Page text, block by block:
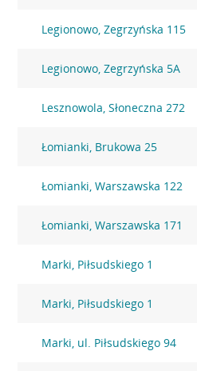
Legionowo, Zegrzyńska 115
Legionowo, Zegrzyńska 5A
Lesznowola, Słoneczna 272
Łomianki, Brukowa 25
Łomianki, Warszawska 122
Łomianki, Warszawska 171
Marki, Piłsudskiego 1
Marki, Piłsudskiego 1
Marki, ul. Piłsudskiego 94